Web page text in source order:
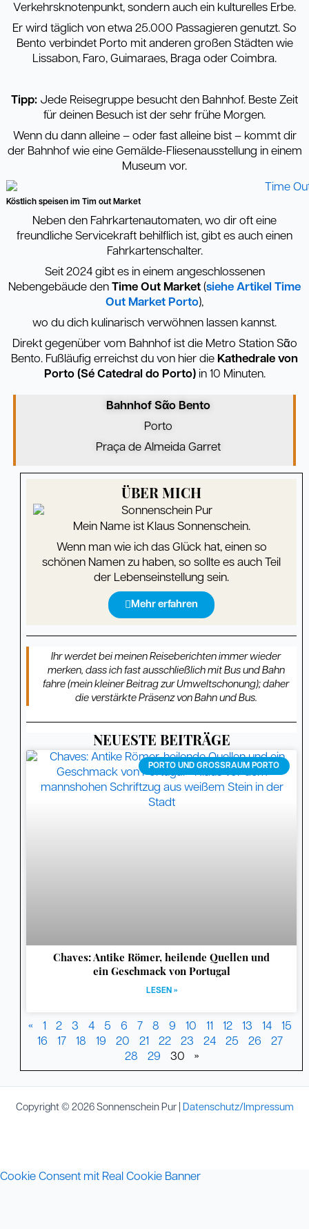
Verkehrsknotenpunkt, sondern auch ein kulturelles Erbe.
Er wird täglich von etwa 25.000 Passagieren genutzt. So
Bento verbindet Porto mit anderen großen Städten wie
Lissabon, Faro, Guimaraes, Braga oder Coimbra.
Tipp: Jede Reisegruppe besucht den Bahnhof. Beste Zeit
für deinen Besuch ist der sehr frühe Morgen.
Wenn du dann alleine – oder fast alleine bist – kommt dir
der Bahnhof wie eine Gemälde-Fliesenausstellung in einem
Museum vor.
Köstlich speisen im Tim out Market
Neben den Fahrkartenautomaten, wo dir oft eine
freundliche Servicekraft behilflich ist, gibt es auch einen
Fahrkartenschalter.
Seit 2024 gibt es in einem angeschlossenen
Nebengebäude den Time Out Market (siehe Artikel Time
Out Market Porto),
wo du dich kulinarisch verwöhnen lassen kannst.
Direkt gegenüber vom Bahnhof ist die Metro Station Sᾶo
Bento. Fußläufig erreichst du von hier die Kathedrale von
Porto (Sé Catedral do Porto)in 10 Minuten.
Bahnhof Sᾶo Bento
Porto
Praça de Almeida Garret
ÜBER MICH
Mein Name ist Klaus Sonnenschein.
Wenn man wie ich das Glück hat, einen so
schönen Namen zu haben, so sollte es auch Teil
der Lebenseinstellung sein.
Mehr erfahren
Ihr werdet bei meinen Reiseberichten immer wieder
merken, dass ich fast ausschließlich mit Bus und Bahn
fahre (mein kleiner Beitrag zur Umweltschonung); daher
die verstärkte Präsenz von Bahn und Bus.
NEUESTE BEITRÄGE
PORTO UND GROSSRAUM PORTO
Chaves: Antike Römer, heilende Quellen und
ein Geschmack von Portugal
LESEN »
«
Seite
1
Seite
2
Seite
3
Seite
4
Seite
5
Seite
6
Seite
7
Seite
8
Seite
9
Seite
10
Seite
11
Seite
12
Seite
13
Seite
14
Seite
15
Seite
16
Seite
17
Seite
18
Seite
19
Seite
20
Seite
21
Seite
22
Seite
23
Seite
24
Seite
25
Seite
26
Seite
27
28
Seite
29
Seite
30 »
Copyright © 2026 Sonnenschein Pur | Datenschutz/Impressum
Cookie Consent mit Real Cookie Banner